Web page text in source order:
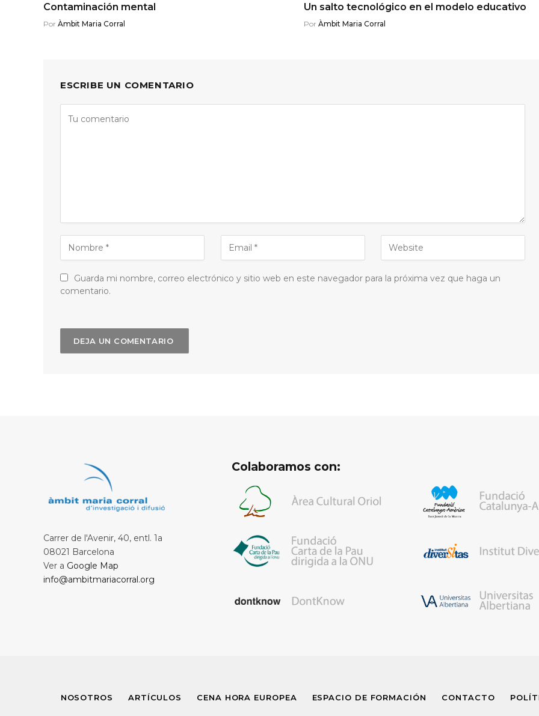
Contaminación mental
Por Àmbit Maria Corral
Un salto tecnológico en el modelo educativo
Por Àmbit Maria Corral
ESCRIBE UN COMENTARIO
Guarda mi nombre, correo electrónico y sitio web en este navegador para la próxima vez que haga un
comentario.
Carrer de l'Avenir, 40, entl. 1a
08021 Barcelona
Ver a Google Map
info@ambitmariacorral.org
Colaboramos con:
NOSOTROS ARTÍCULOS CENA HORA EUROPEA ESPACIO DE FORMACIÓN CONTACTO